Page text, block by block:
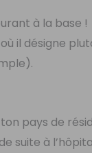
à la base !
il désigne
pays de
suite à